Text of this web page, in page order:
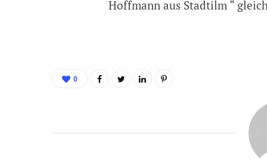
Hoffmann aus Stadtilm “
0